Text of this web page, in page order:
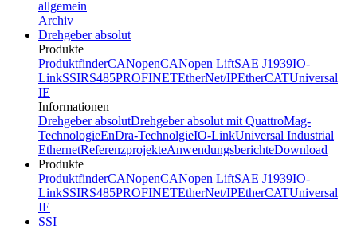
allgemein
Archiv
Drehgeber absolut
Produkte
ProduktfinderCANopenCANopen LiftSAE J1939IO-
LinkSSIRS485PROFINETEtherNet/IPEtherCATUniversal
IE
Informationen
Drehgeber absolutDrehgeber absolut mit QuattroMag-
TechnologieEnDra-TechnolgieIO-LinkUniversal Industrial
EthernetReferenzprojekteAnwendungsberichteDownload
Produkte
ProduktfinderCANopenCANopen LiftSAE J1939IO-
LinkSSIRS485PROFINETEtherNet/IPEtherCATUniversal
IE
SSI